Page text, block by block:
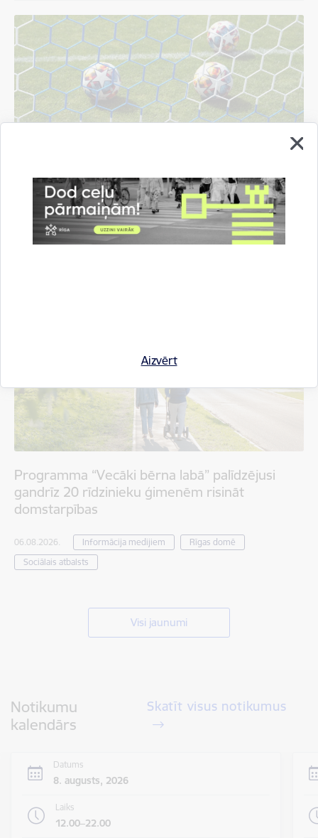
Aizvērt
Bergholcs un LFF vienojas par turpmākiem
soļiem nacionālā futbola stadiona celtniecībā
Programma “Vecāki bērna labā” palīdzējusi
gandrīz 20 rīdzinieku ģimenēm risināt
domstarpības
06.08.2026. Informācija medijiem
Rīgas domē
Sociālais atbalsts
Visi jaunumi
Notikumu
kalendārs
Skatīt visus notikumus
Datums
8. augusts, 2026
Laiks
12.00–22.00